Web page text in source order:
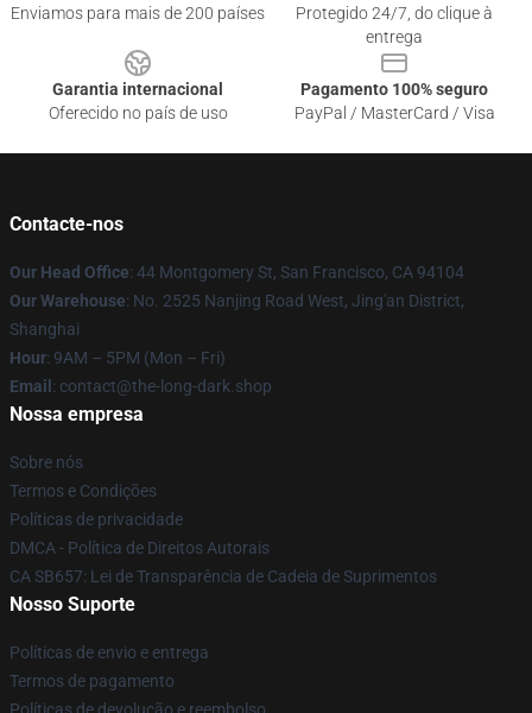
Enviamos para mais de 200 países
Protegido 24/7, do clique à
entrega
Garantia internacional
Oferecido no país de uso
Pagamento 100% seguro
PayPal / MasterCard / Visa
Contacte-nos
Our Head Office: 44 Montgomery St, San Francisco, CA 94104
Our Warehouse: No. 2525 Nanjing Road West, Jing'an District,
Shanghai
Hour: 9AM – 5PM (Mon – Fri)
Email : contact@the-long-dark.shop
Nossa empresa
Sobre nós
Termos e Condições
Políticas de privacidade
DMCA - Política de Direitos Autorais
CA SB657: Lei de Transparência de Cadeia de Suprimentos
Nosso Suporte
Políticas de envio e entrega
Termos de pagamento